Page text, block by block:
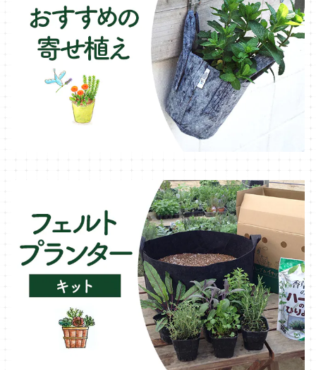
ラベンダー・ハーブ苗
ローズマリー・ハーブ苗
ガーデンベジタ・イタリア野菜